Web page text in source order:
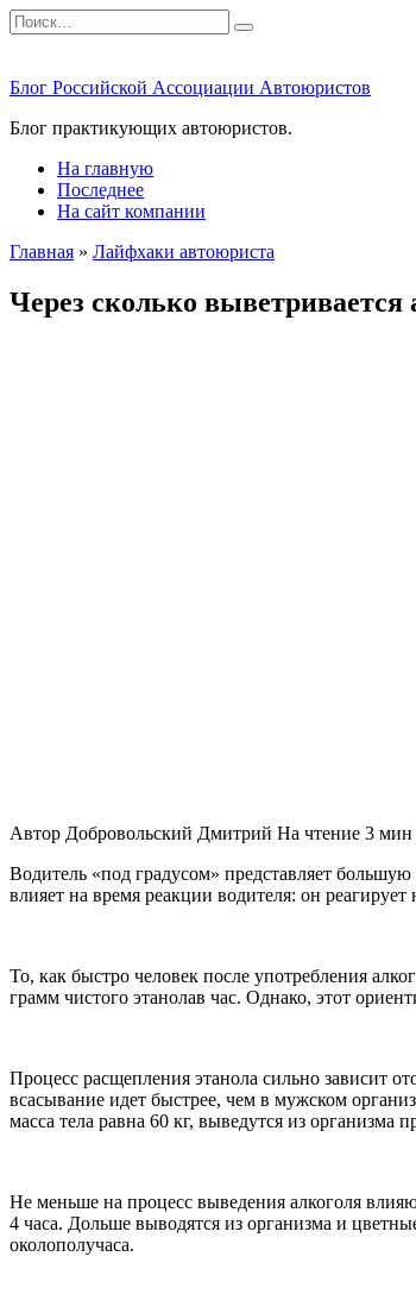
Перейти
к
Search
for:
Блог Российской Ассоциации Автоюристов
Блог практикующих автоюристов.
На главную
Последнее
На сайт компании
Главная » Лайфхаки автоюриста
Через сколько выветривается
Автор Добровольский Дмитрий На чтение 3 мин
Водитель «под градусом» представляет
влияет на время реакции водителя: он
То, как быстро человек после употребления
грамм чистого этанолав час. Однако, этот
Процесс расщепления этанола сильно зависит
всасывание идет быстрее, чем в мужском
масса тела равна 60 кг, выведутся из организма
Не меньше на процесс выведения алкоголя
4 часа. Дольше выводятся из организма и
околополучаса.